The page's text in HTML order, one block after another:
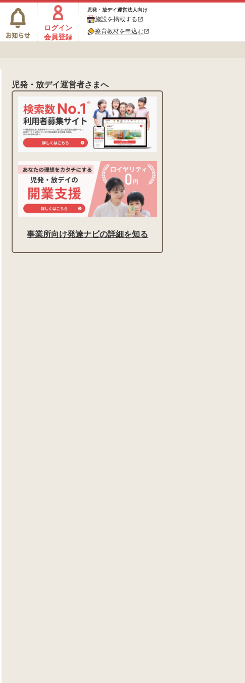
ログイン
会員登録
児発・放デイ運営法人向け
施設を掲載するopen_in_new
療育教材を申込むopen_in_new
児発・放デイ運営者さまへ
事業所向け発達ナビの詳細を知る